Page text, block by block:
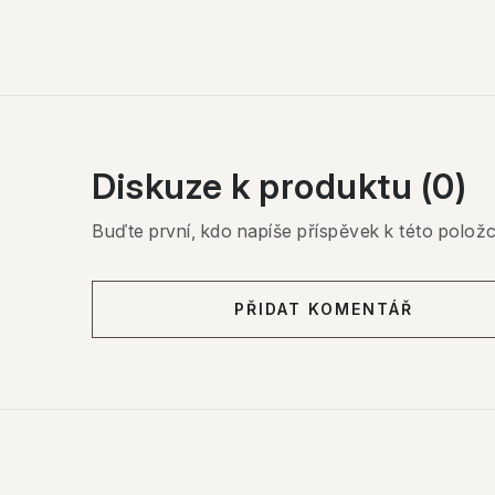
Diskuze k produktu (0)
Buďte první, kdo napíše příspěvek k této
PŘIDAT KOMENTÁŘ